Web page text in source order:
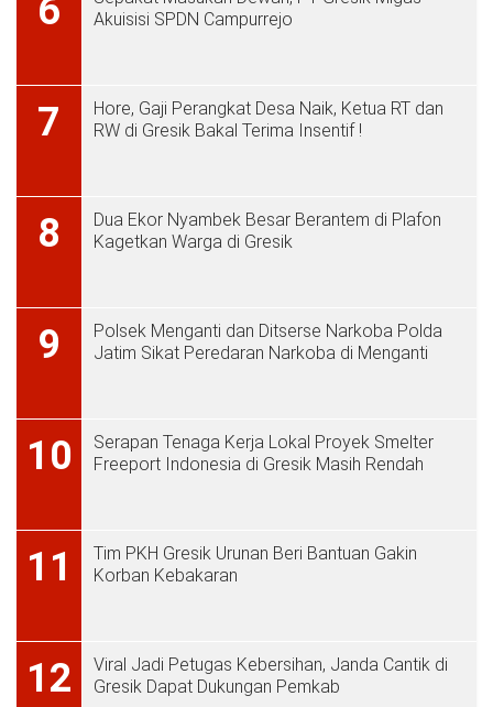
6
Akuisisi SPDN Campurrejo
7
Hore, Gaji Perangkat Desa Naik, Ketua RT dan
RW di Gresik Bakal Terima Insentif !
8
Dua Ekor Nyambek Besar Berantem di Plafon
Kagetkan Warga di Gresik
9
Polsek Menganti dan Ditserse Narkoba Polda
Jatim Sikat Peredaran Narkoba di Menganti
10
Serapan Tenaga Kerja Lokal Proyek Smelter
Freeport Indonesia di Gresik Masih Rendah
11
Tim PKH Gresik Urunan Beri Bantuan Gakin
Korban Kebakaran
12
Viral Jadi Petugas Kebersihan, Janda Cantik di
Gresik Dapat Dukungan Pemkab